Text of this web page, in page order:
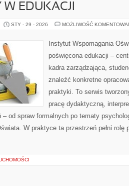
W EDUKACJI
STY - 29 - 2026 MOŻLIWOŚĆ
Instytut Wspomagania
poświęcona edukacji –
kadra zarządzająca,
znaleźć konkretne
praktyki. To serwis
pracę dydaktyczną,
– od spraw formalnych po tematy
W praktyce ta przestrzeń pełni rolę